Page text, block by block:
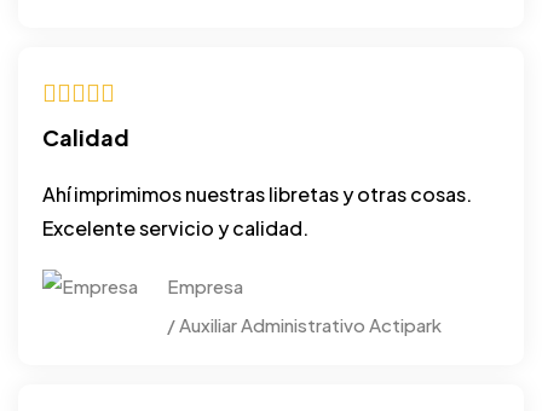
Calidad
Ahí imprimimos nuestras libretas y otras cosas.
Excelente servicio y calidad.
Empresa
/ Auxiliar Administrativo Actipark